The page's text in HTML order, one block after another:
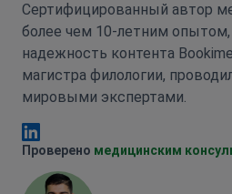
Сертифицированный автор
более чем 10-летним опытом,
надежность контента
магистра филологии,
мировыми экспертами.
Анна Леонова Linkedin
Проверено медицинским